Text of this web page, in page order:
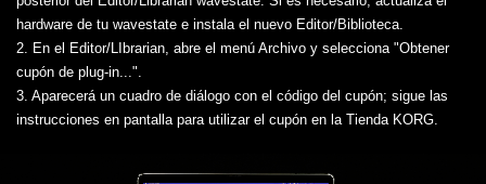
hardware de tu wavestate e instala el nuevo Editor/Biblioteca.
2. En el Editor/LIbrarian, abre el menú Archivo y selecciona "Obtener
cupón de plug-in...".
3. Aparecerá un cuadro de diálogo con el código del cupón; sigue las
instrucciones en pantalla para utilizar el cupón en la Tienda KORG.